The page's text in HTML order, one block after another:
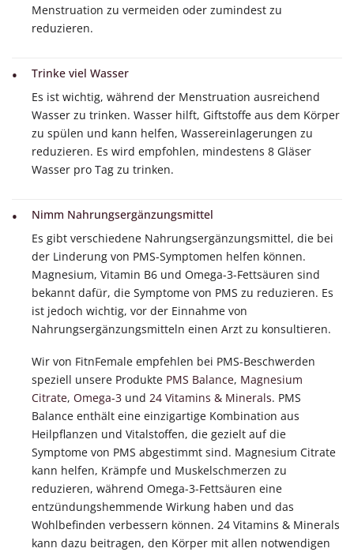
Menstruation zu vermeiden oder zumindest zu
reduzieren.
Trinke viel Wasser
Es ist wichtig, während der Menstruation ausreichend
Wasser zu trinken. Wasser hilft, Giftstoffe aus dem Körper
zu spülen und kann helfen, Wassereinlagerungen zu
reduzieren. Es wird empfohlen, mindestens 8 Gläser
Wasser pro Tag zu trinken.
Nimm Nahrungsergänzungsmittel
Es gibt verschiedene Nahrungsergänzungsmittel, die bei
der Linderung von PMS-Symptomen helfen können.
Magnesium, Vitamin B6 und Omega-3-Fettsäuren sind
bekannt dafür, die Symptome von PMS zu reduzieren. Es
ist jedoch wichtig, vor der Einnahme von
Nahrungsergänzungsmitteln einen Arzt zu konsultieren.
Wir von FitnFemale empfehlen bei PMS-Beschwerden
speziell unsere Produkte PMS Balance, Magnesium
Citrate, Omega-3 und 24 Vitamins & Minerals. PMS
Balance enthält eine einzigartige Kombination aus
Heilpflanzen und Vitalstoffen, die gezielt auf die
Symptome von PMS abgestimmt sind. Magnesium Citrate
kann helfen, Krämpfe und Muskelschmerzen zu
reduzieren, während Omega-3-Fettsäuren eine
entzündungshemmende Wirkung haben und das
Wohlbefinden verbessern können. 24 Vitamins & Minerals
kann dazu beitragen, den Körper mit allen notwendigen